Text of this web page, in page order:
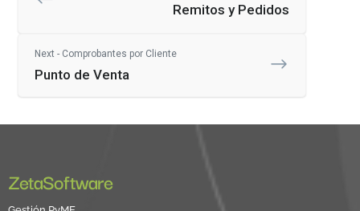
Remitos y Pedidos
Next - Comprobantes por Cliente
Punto de Venta
ZetaSoftware